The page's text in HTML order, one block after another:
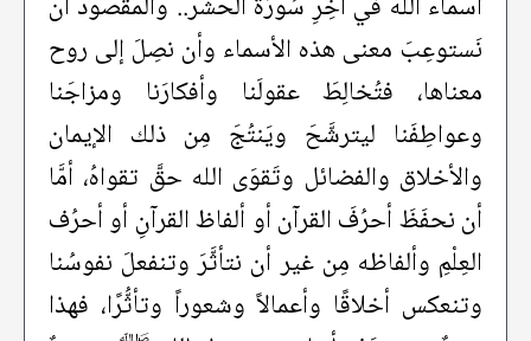
نَستوعِبَ معنى هذه الأسماء وأن نصِلَ إلى روح
معناها، فتُخالِطَ عقولَنا وأفكارَنا ومزاجَنا
وعواطِفَنا ليترشَّحَ ويَنتُجَ مِن ذلك الإيمان
والأخلاق والفضائل وتَقوَى الله حقَّ تقواهُ، أمَّا
أن نحفَظَ أحرُفَ القرآن أو ألفاظ القرآنِ أو أحرُف
العِلْمِ وألفاظه مِن غير أن نتأثَّرَ وتنفعلَ نفوسُنا
وتنعكس أخلاقًا وأعمالاً وشعوراً وتأثُّرًا، فهذا